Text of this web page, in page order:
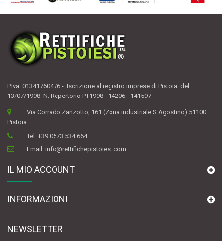
P.Iva: 01341760476 - Iscrizione al registro imprese di Pistoia del
13/07/1998 N. Repertorio PT1998 - 14206 - 141597
Via Corrado Zanzotto, 161 (Zona industriale S.Agostino) 51100
Pistoia
Tel:+39.0573.534.664
Email:info@rettifichepistoiesi.com
IL MIO ACCOUNT
INFORMAZIONI
NEWSLETTER